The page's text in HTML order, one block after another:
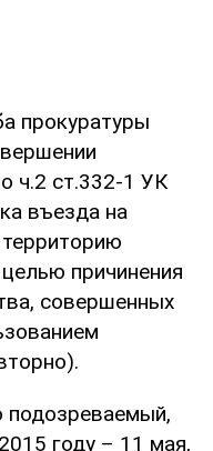
прокуратуры
ч.2 ст.332-1 УК
въезда на
причинения
совершенных
подозреваемый,
году – 11 мая,